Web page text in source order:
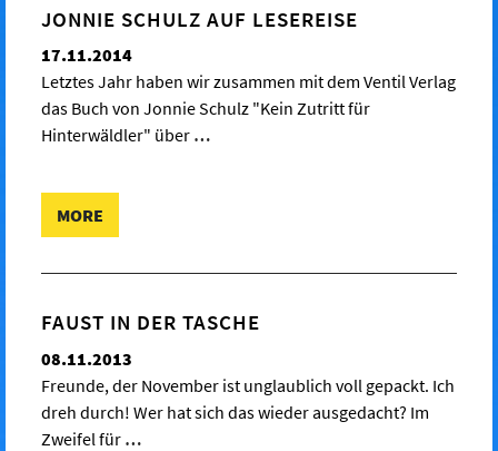
JONNIE SCHULZ AUF LESEREISE
17.11.2014
Letztes Jahr haben wir zusammen mit dem Ventil Verlag
das Buch von Jonnie Schulz "Kein Zutritt für
Hinterwäldler" über …
MORE
FAUST IN DER TASCHE
08.11.2013
Freunde, der November ist unglaublich voll gepackt. Ich
dreh durch! Wer hat sich das wieder ausgedacht? Im
Zweifel für …